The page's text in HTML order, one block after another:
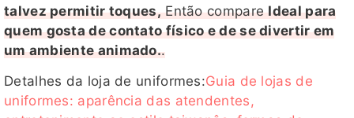
talvez permitir toques, Então compare Ideal para
quem gosta de contato físico e de se divertir em
um ambiente animado..
Detalhes da loja de uniformes:Guia de lojas de
uniformes: aparência das atendentes,